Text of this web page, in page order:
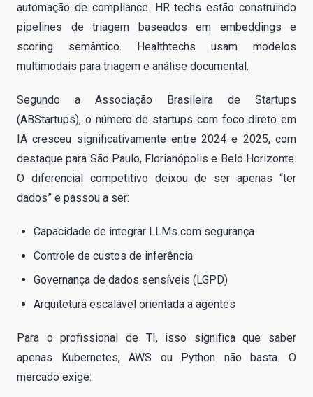
automação de compliance. HR techs estão construindo
pipelines de triagem baseados em embeddings e
scoring semântico. Healthtechs usam modelos
multimodais para triagem e análise documental.
Segundo a Associação Brasileira de Startups
(ABStartups), o número de startups com foco direto em
IA cresceu significativamente entre 2024 e 2025, com
destaque para São Paulo, Florianópolis e Belo Horizonte.
O diferencial competitivo deixou de ser apenas “ter
dados” e passou a ser:
Capacidade de integrar LLMs com segurança
Controle de custos de inferência
Governança de dados sensíveis (LGPD)
Arquitetura escalável orientada a agentes
Para o profissional de TI, isso significa que saber
apenas Kubernetes, AWS ou Python não basta. O
mercado exige: